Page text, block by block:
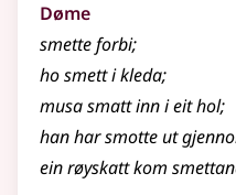
Døme
smette forbi;
ho smett i kleda;
musa smatt inn i eit hol;
han har smotte ut
ein røyskatt kom